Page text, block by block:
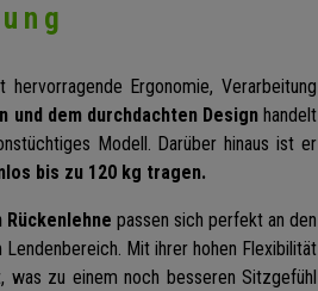
hervorragende Ergonomie, Verarbeitung
dem durchdachten Designhandelt
Modell. Darüber hinaus ist er
bis zu 120 kg tragen.
passen sich perfekt an den
Mit ihrer hohen Flexibilität
zu einem noch besseren Sitzgefühl